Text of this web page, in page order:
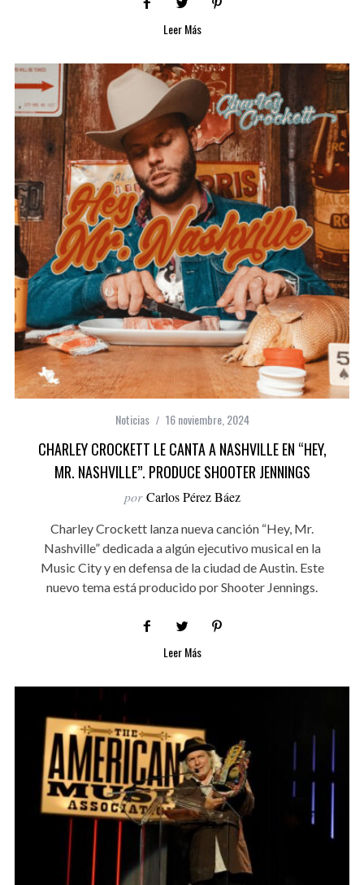
Leer Más
Noticias 16 noviembre, 2024
CHARLEY CROCKETT LE CANTA A NASHVILLE EN “HEY,
MR. NASHVILLE”. PRODUCE SHOOTER JENNINGS
por Carlos Pérez Báez
Charley Crockett lanza nueva canción “Hey, Mr.
Nashville” dedicada a algún ejecutivo musical en la
Music City y en defensa de la ciudad de Austin. Este
nuevo tema está producido por Shooter Jennings.
Leer Más